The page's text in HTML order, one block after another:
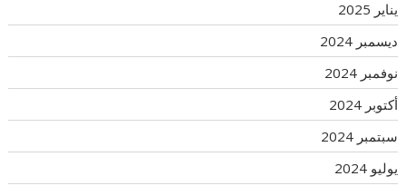
يناير 2025
ديسمبر 2024
نوفمبر 2024
أكتوبر 2024
سبتمبر 2024
يوليو 2024